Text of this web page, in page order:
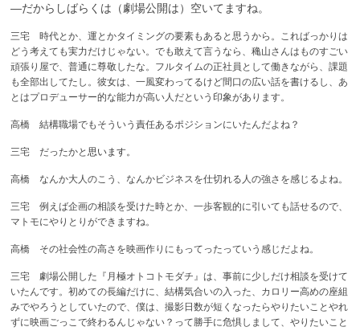
—だからしばらくは（劇場公開は）空いてますね。
三宅 時代とか、運とかタイミングの要素もあると思うから。こればっかりは
どう考えても実力だけじゃない。でも敢えて言うなら、穐山さんはものすごい
頑張り屋で、普通に尊敬したな。フルタイムの正社員として働きながら、課題
も全部出してたし。彼女は、一風変わってるけど間口の広い話を書けるし、あ
とはプロデューサー的な能力が高い人だという印象があります。
高橋 結構職場でもそういう責任あるポジションにいたんだよね？
三宅 だったかと思います。
高橋 なんか大人のこう、なんかビジネスを仕切れる人の強さを感じるよね。
三宅 例えば企画の相談を受けた時とか、一歩客観的に引いても話せるので、
マトモにやりとりができますね。
高橋 その社会性の高さを映画作りにもってったっていう感じだよね。
三宅 劇場公開した『月極オトコトモダチ』は、事前に少しだけ相談を受けて
いたんです。初めての長編だけに、結構気合いの入った、カロリー高めの座組
みでやろうとしていたので、僕は、撮影日数が短くなったらやりたいことやれ
ずに映画ごっこで終わるんじゃない？って勝手に危惧しまして、やりたいこと